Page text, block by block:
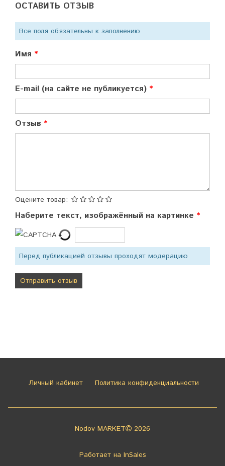
ОСТАВИТЬ ОТЗЫВ
Все поля обязательны к заполнению
Имя
E-mail (на сайте не публикуется)
Отзыв
Оцените товар:
Наберите текст, изображённый на картинке
Перед публикацией отзывы проходят модерацию
Личный кабинет Политика конфиденциальности
Nodov MARKET 2026
Работает на InSales